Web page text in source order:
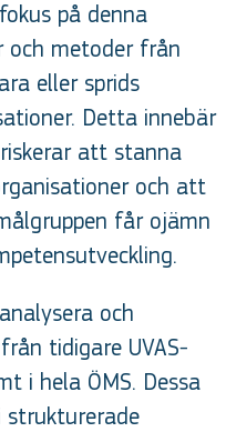
på denna
och metoder från
eller sprids
Detta innebär
att stanna
och att
får ojämn
och
tidigare UVAS-
i hela ÖMS. Dessa
strukturerade